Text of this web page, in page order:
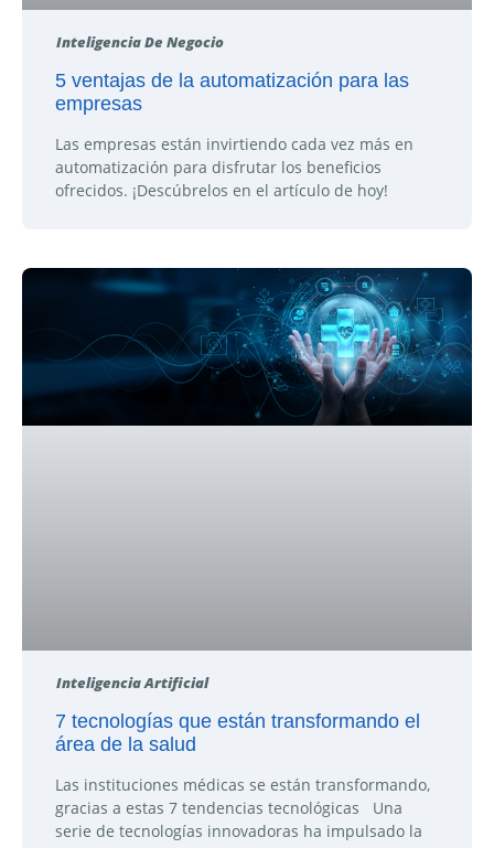
Inteligencia De Negocio
5 ventajas de la automatización para las
empresas
Las empresas están invirtiendo cada vez más en
automatización para disfrutar los beneficios
ofrecidos. ¡Descúbrelos en el artículo de hoy!
Inteligencia Artificial
7 tecnologías que están transformando el
área de la salud
Las instituciones médicas se están transformando,
gracias a estas 7 tendencias tecnológicas Una
serie de tecnologías innovadoras ha impulsado la